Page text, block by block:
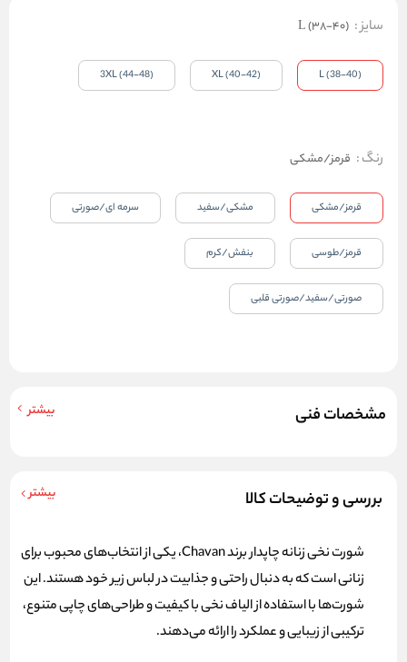
مشخصات فنی بیشتر
بررسی و توضیحات کالا بیشتر
شورت نخیزنانه چاپدار برندChavan، یکی از انتخاب‌های محبوب برای
زنانی است که به دنبال راحتی و جذابیت در لباس زیر خود هستند. این
شورت‌ها با استفاده از الیاف نخی با کیفیت و طراحی‌های چاپی متنوع،
ترکیبی از زیبایی و عملکرد را ارائه می‌دهند.
سایز:
L (38-40)
L (38-40)
XL (40-42)
3XL (44-48)
رنگ: قرمز/مشکی
قرمز/مشکی مشکی/سفید سرمه ای/صورتی
قرمز/طوسی بنفش/کرم
صورتی/سفید/صورتی قلبی